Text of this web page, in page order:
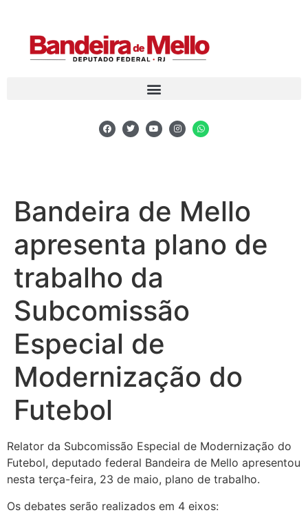
Bandeira de Mello
apresenta plano de
trabalho da
Subcomissão
Especial de
Modernização do
Futebol
Relator da Subcomissão Especial de Modernização do
Futebol, deputado federal Bandeira de Mello apresentou
nesta terça-feira, 23 de maio, plano de trabalho.
Os debates serão realizados em 4 eixos: